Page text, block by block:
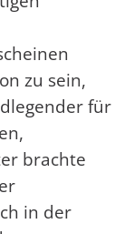
zu sein,
für
brachte
in der